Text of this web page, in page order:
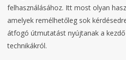
felhasználásához. Itt most olyan
amelyek remélhetőleg sok
átfogó útmutatást nyújtanak a
technikákról.